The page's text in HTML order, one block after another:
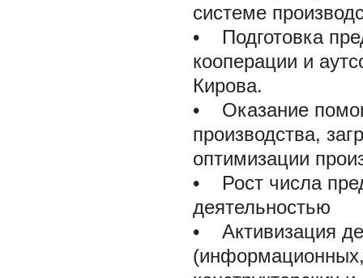
системе
• Подготовка
кооперации и
Кирова.
• Оказание
производства,
оптимизации
• Рост числа
деятельностью
• Активизация
(информационных,